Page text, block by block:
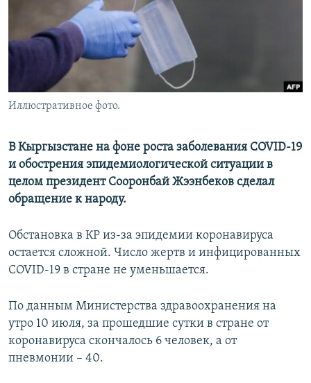
Иллюстративное фото.
В Кыргызстане на фоне роста заболевания COVID-19
и обострения эпидемиологической ситуации в
целом президент Сооронбай Жээнбеков сделал
обращение к народу.
Обстановка в КР из-за эпидемии коронавируса
остается сложной. Число жертв и инфицированных
СOVID-19 в стране не уменьшается.
По данным Министерства здравоохранения на
утро 10 июля, за прошедшие сутки в стране от
коронавируса скончалось 6 человек, а от
пневмонии – 40.